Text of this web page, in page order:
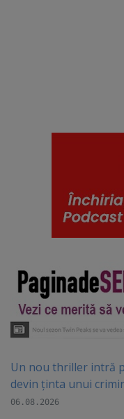
Un nou thriller intră
devin ținta unui
06.08.2026